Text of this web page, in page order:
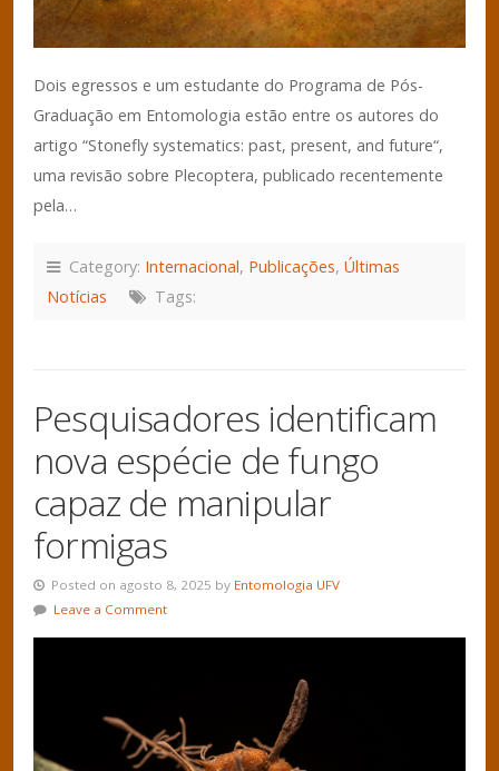
Dois egressos e um estudante do Programa de Pós-
Graduação em Entomologia estão entre os autores do
artigo “Stonefly systematics: past, present, and future“,
uma revisão sobre Plecoptera, publicado recentemente
pela…
Category: Internacional, Publicações, Últimas
Notícias
Tags:
Pesquisadores identificam
nova espécie de fungo
capaz de manipular
formigas
Posted on agosto 8, 2025 by Entomologia UFV
Leave a Comment